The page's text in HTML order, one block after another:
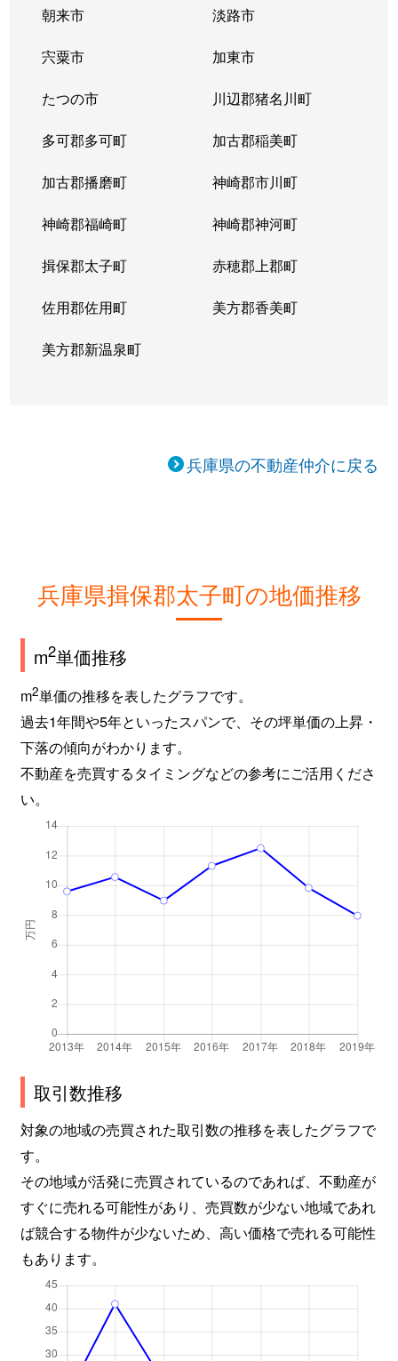
朝来市 淡路市
宍粟市 加東市
たつの市 川辺郡猪名川町
多可郡多可町 加古郡稲美町
加古郡播磨町 神崎郡市川町
神崎郡福崎町 神崎郡神河町
揖保郡太子町 赤穂郡上郡町
佐用郡佐用町 美方郡香美町
美方郡新温泉町
兵庫県の不動産仲介に戻る
兵庫県揖保郡太子町の地価推移
m2単価推移
m2単価の推移を表したグラフです。
過去1年間や5年といったスパンで、その坪単価の上昇・
下落の傾向がわかります。
不動産を売買するタイミングなどの参考にご活用くださ
い。
取引数推移
対象の地域の売買された取引数の推移を表したグラフで
す。
その地域が活発に売買されているのであれば、不動産が
すぐに売れる可能性があり、売買数が少ない地域であれ
ば競合する物件が少ないため、高い価格で売れる可能性
もあります。